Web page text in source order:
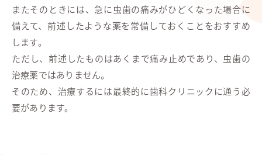
またそのときには、急に虫歯の痛みがひどくなった場合に
備えて、前述したような薬を常備しておくことをおすすめ
します。
ただし、前述したものはあくまで痛み止めであり、虫歯の
治療薬ではありません。
そのため、治療するには最終的に歯科クリニックに通う必
要があります。